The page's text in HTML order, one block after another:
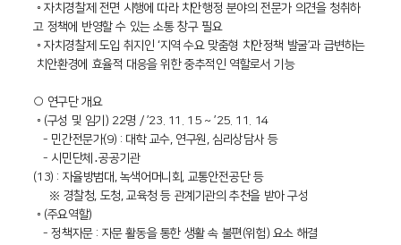
◦ 자치경찰제 전면 시행에 따라 치안행정 분야의 전문가 의견을 청취하
고 정책에 반영할 수 있는 소통 창구 필요
◦ 자치경찰제 도입 취지인 ‘지역 수요 맞춤형 치안정책 발굴’과 급변하는
치안환경에 효율적 대응을 위한 중추적인 역할로서 기능
○ 연구단 개요
◦ (구성 및 임기) 22명 / ’23. 11. 15 ~ ’25. 11. 14
- 민간전문가(9) : 대학 교수, 연구원, 심리상담사 등
- 시민단체․공공기관
(13) : 자율방범대, 녹색어머니회, 교통안전공단 등
※ 경찰청, 도청, 교육청 등 관계기관의 추천을 받아 구성
◦ (주요역할)
- 정책자문 : 자문 활동을 통한 생활 속 불편(위험) 요소 해결